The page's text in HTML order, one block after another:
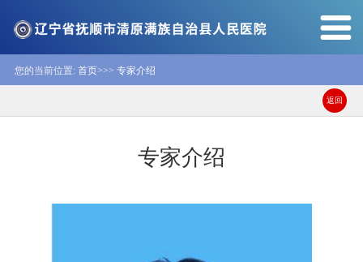
您的当前位置: 首页>>> 专家介绍
返回
专家介绍